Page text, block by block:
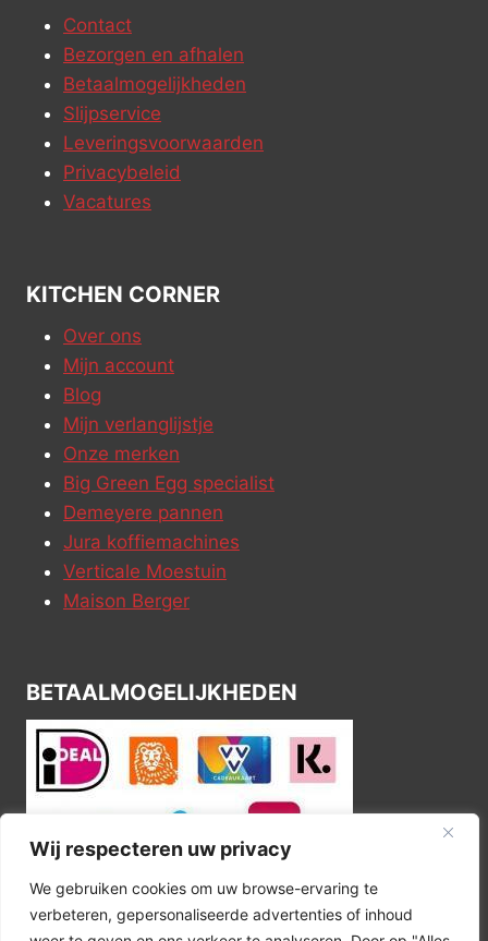
Wij respecteren uw privacy
We gebruiken cookies om uw browse-ervaring te
verbeteren, gepersonaliseerde advertenties of inhoud
Contact
Bezorgen en afhalen
Betaalmogelijkheden
Slijpservice
Leveringsvoorwaarden
Privacybeleid
Vacatures
KITCHEN CORNER
Over ons
Mijn account
Blog
Mijn verlanglijstje
Onze merken
Big Green Egg specialist
Demeyere pannen
Jura koffiemachines
Verticale Moestuin
Maison Berger
BETAALMOGELIJKHEDEN